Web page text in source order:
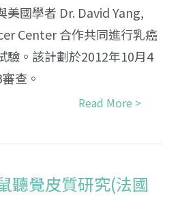
美國學者 Dr. David Yang,
Center 合作共同進行乳癌
驗。該計劃於2012年10月4
查。
Read More >
聽覺皮質研究(法國